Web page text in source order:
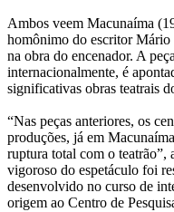
Ambos veem Macunaíma
homônimo do escritor
na obra do encenador. A
internacionalmente, é
significativas obras teatrais
“Nas peças anteriores, os
produções, já em
ruptura total com o
vigoroso do espetáculo foi
desenvolvido no curso de
origem ao Centro de